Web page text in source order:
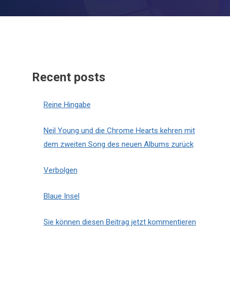
Recent posts
Reine Hingabe
Neil Young und die Chrome Hearts kehren mit
dem zweiten Song des neuen Albums zurück
Verbolgen
Blaue Insel
Sie können diesen Beitrag jetzt kommentieren